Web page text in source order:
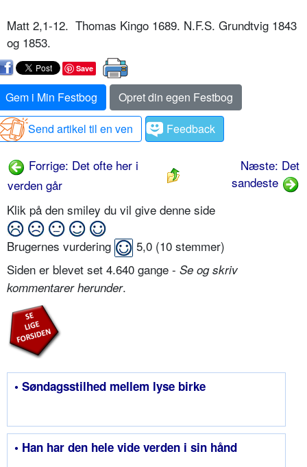
Matt 2,1-12. Thomas Kingo 1689. N.F.S. Grundtvig 1843
og 1853.
Save
Gem i Min Festbog
Opret din egen Festbog
Send artikel til en ven
Feedback
Forrige: Det ofte her i
verden går
Næste: Det
sandeste
Klik på den smiley du vil give denne side
Brugernes vurdering 5,0 (10 stemmer)
Siden er blevet set 4.640 gange - Se og skriv
kommentarer herunder.
• Søndagsstilhed mellem lyse birke
• Han har den hele vide verden i sin hånd